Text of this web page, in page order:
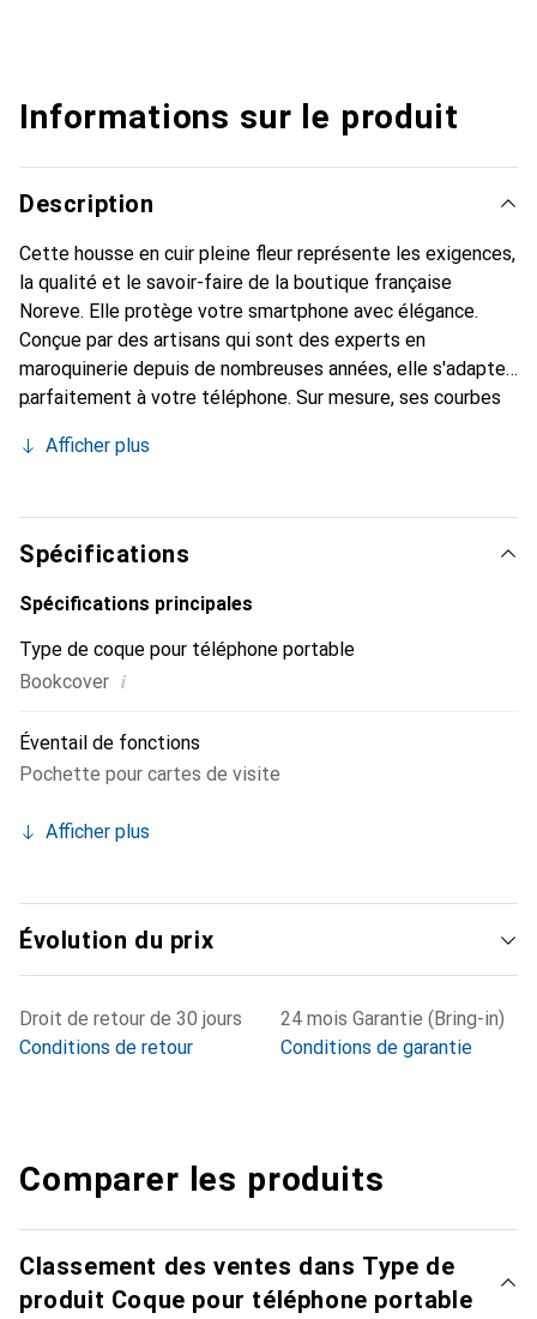
Informations sur le produit
Description
Cette housse en cuir pleine fleur représente les exigences,
la qualité et le savoir-faire de la boutique française
Noreve. Elle protège votre smartphone avec élégance.
Conçue par des artisans qui sont des experts en
maroquinerie depuis de nombreuses années, elle s'adapte
parfaitement à votre téléphone. Sur mesure, ses courbes
devient l'accessoire chic et indispensable pour votre
produits de haute qualité, la marque Noreve est un choix
sûr pour une clientèle exigeante.
Afficher plus
Spécifications
Spécifications principales
Type de coque pour téléphone portable
Bookcover i
Éventail de fonctions
Pochette pour cartes de visite
Afficher plus
Évolution du prix
Droit de retour de 30 jours
Conditions de retour
24 mois Garantie (Bring-in)
Conditions de garantie
Comparer les produits
Classement des ventes dans Type de
produit Coque pour téléphone portable